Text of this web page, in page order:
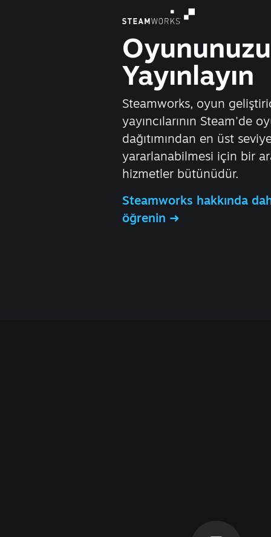
Oyununuzu
Yayınlayın
Steamworks, oyun
yayıncılarının Steam'de
dağıtımından en üst
yararlanabilmesi için bir
hizmetler bütünüdür.
Steamworks hakkında
öğrenin